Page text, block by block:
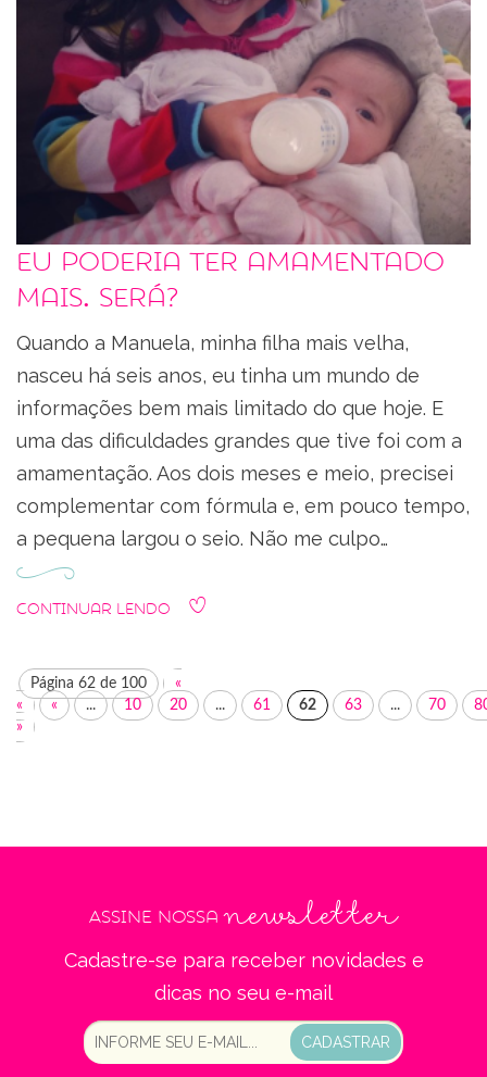
Eu poderia ter amamentado
mais. Será?
Quando a Manuela, minha filha mais velha,
nasceu há seis anos, eu tinha um mundo de
informações bem mais limitado do que hoje. E
uma das dificuldades grandes que tive foi com a
amamentação. Aos dois meses e meio, precisei
complementar com fórmula e, em pouco tempo,
a pequena largou o seio. Não me culpo…
Continuar Lendo
Página 62 de 100
«
«
« ... 10 20 ... 61 62 63 ... 70
»
Assine nossanewsletter
Cadastre-se para receber novidades e
dicas no seu e-mail
CADASTRAR